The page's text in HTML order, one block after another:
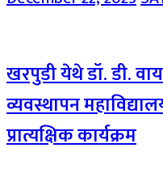
खरपुडी येथे डॉ. डी.
व्यवस्थापन
प्रात्यक्षिक कार्यक्रम